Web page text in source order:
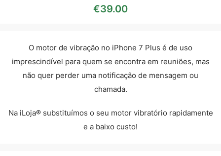
€39.00
O motor de vibração no iPhone 7 Plus é de uso
imprescindível para quem se encontra em reuniões, mas
não quer perder uma notificação de mensagem ou
chamada.
Na iLoja® substituímos o seu motor vibratório rapidamente
e a baixo custo!